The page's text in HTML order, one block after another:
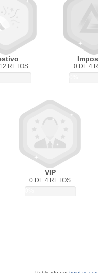
RETOS
0 DE 4
VIP
0 DE 4 RETOS